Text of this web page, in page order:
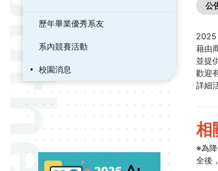
歷年畢業優秀系友
系內競賽活動
校園消息
公
2025
藉由
並提
歡迎
詳細
相
※為
全後